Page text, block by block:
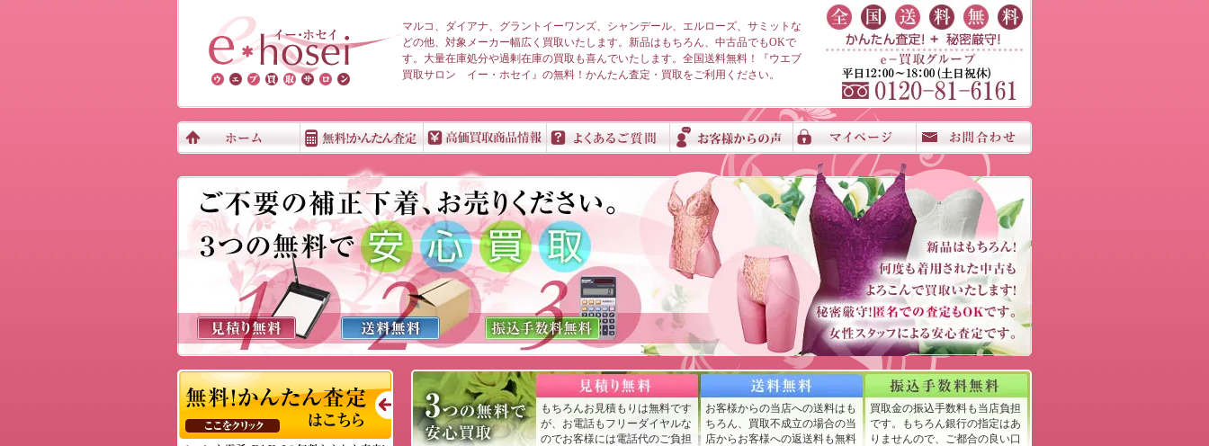
マルコ、ダイアナ、グラントイーワンズ、シャンデール、エルローズ、サミットな
どの他、対象メーカー幅広く買取いたします。新品はもちろん、中古品でもOKで
す。大量在庫処分や過剰在庫の買取も喜んでいたします。全国送料無料！『ウエブ
買取サロン イー・ホセイ』の無料！かんたん査定・買取をご利用ください。
もちろんお見積もりは無料です
が、お電話もフリーダイヤルな
のでお客様には電話代のご負担
お客様からの当店への送料はも
ちろん、買取不成立の場合の当
店からお客様への返送料も無料
買取金の振込手数料も当店負担
です。もちろん銀行の指定はあ
りませんので、ご都合の良い口